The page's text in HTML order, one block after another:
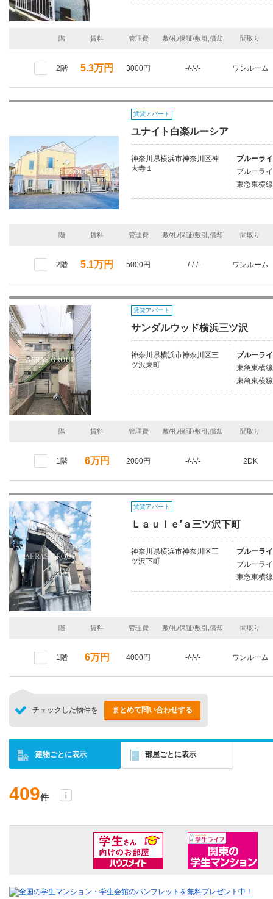
階 賃料 管理費 敷/礼/保証/敷引,償却 間取り
2階 5.3万円 3000円 -/-/-/- ワンルーム
賃貸アパート
ユナイト白楽ルーシア
神奈川県横浜市神奈川区神
大寺１
ブルーラ
ブルーラ
東急東横
階 賃料 管理費 敷/礼/保証/敷引,償却 間取り
2階 5.1万円 5000円 -/-/-/- ワンルーム
賃貸アパート
サンダルウッド横浜三ツ沢
神奈川県横浜市神奈川区三
ツ沢東町
ブルーラ
東急東横
東急東横
階 賃料 管理費 敷/礼/保証/敷引,償却 間取り
1階 6万円 2000円 -/-/-/- 2DK
賃貸アパート
Ｌａｕｌｅ′ａ三ツ沢下町
神奈川県横浜市神奈川区三
ツ沢下町
ブルーラ
ブルーラ
東急東横
階 賃料 管理費 敷/礼/保証/敷引,償却 間取り
1階 6万円 4000円 -/-/-/- ワンルーム
チェックした物件を まとめて問い合わせする
建物ごとに表示 部屋ごとに表示
409件